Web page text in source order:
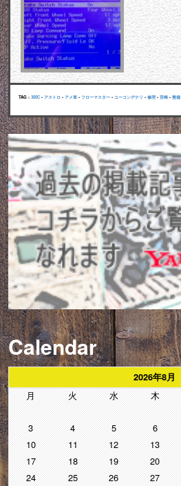
TAG : 300C • アストロ • アメ車 • フローマスター • ユーコンデナリ • 修理 • 宮崎 • 整備
Calendar
2026年8月
月 火 水 木
3
4 5 6
10
11 12 13
17
18 19 20
24
25 26 27